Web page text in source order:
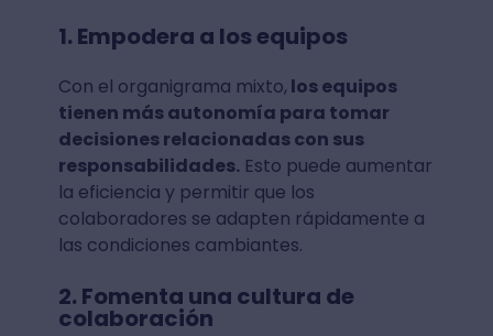
1. Empodera a los equipos
Con el organigrama mixto, los equipos
tienen más autonomía para tomar
decisiones relacionadas con sus
responsabilidades.Esto puede aumentar
la eficiencia y permitir que los
colaboradores se adapten rápidamente a
las condiciones cambiantes.
2. Fomenta una cultura de
colaboración